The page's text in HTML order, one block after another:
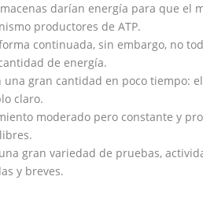
darían energía para que el
productores de ATP.
continuada, sin embargo, no
de energía.
gran cantidad en poco tiempo:
claro.
moderado pero constante y
gran variedad de pruebas,
y breves.